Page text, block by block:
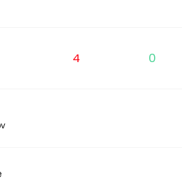
4 0